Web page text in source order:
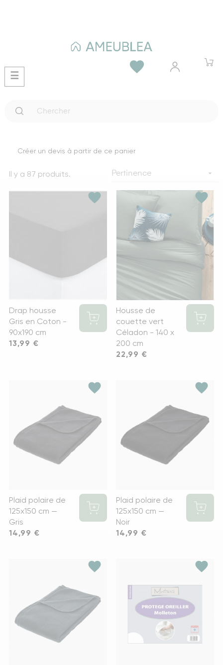
Basculer
la
☰
favorite
Créer un devis à partir de ce panier
Il y a 87 produits. Pertinence 
favorite
Drap housse
Gris en Coton -
90x190 cm
Prix
13,99 €
favorite
Housse de
couette vert
Céladon - 140 x
200 cm
Prix
22,99 €
favorite
Plaid polaire de
125x150 cm —
Gris
Prix
14,99 €
favorite
Plaid polaire de
125x150 cm —
Noir
Prix
14,99 €
favorite favorite